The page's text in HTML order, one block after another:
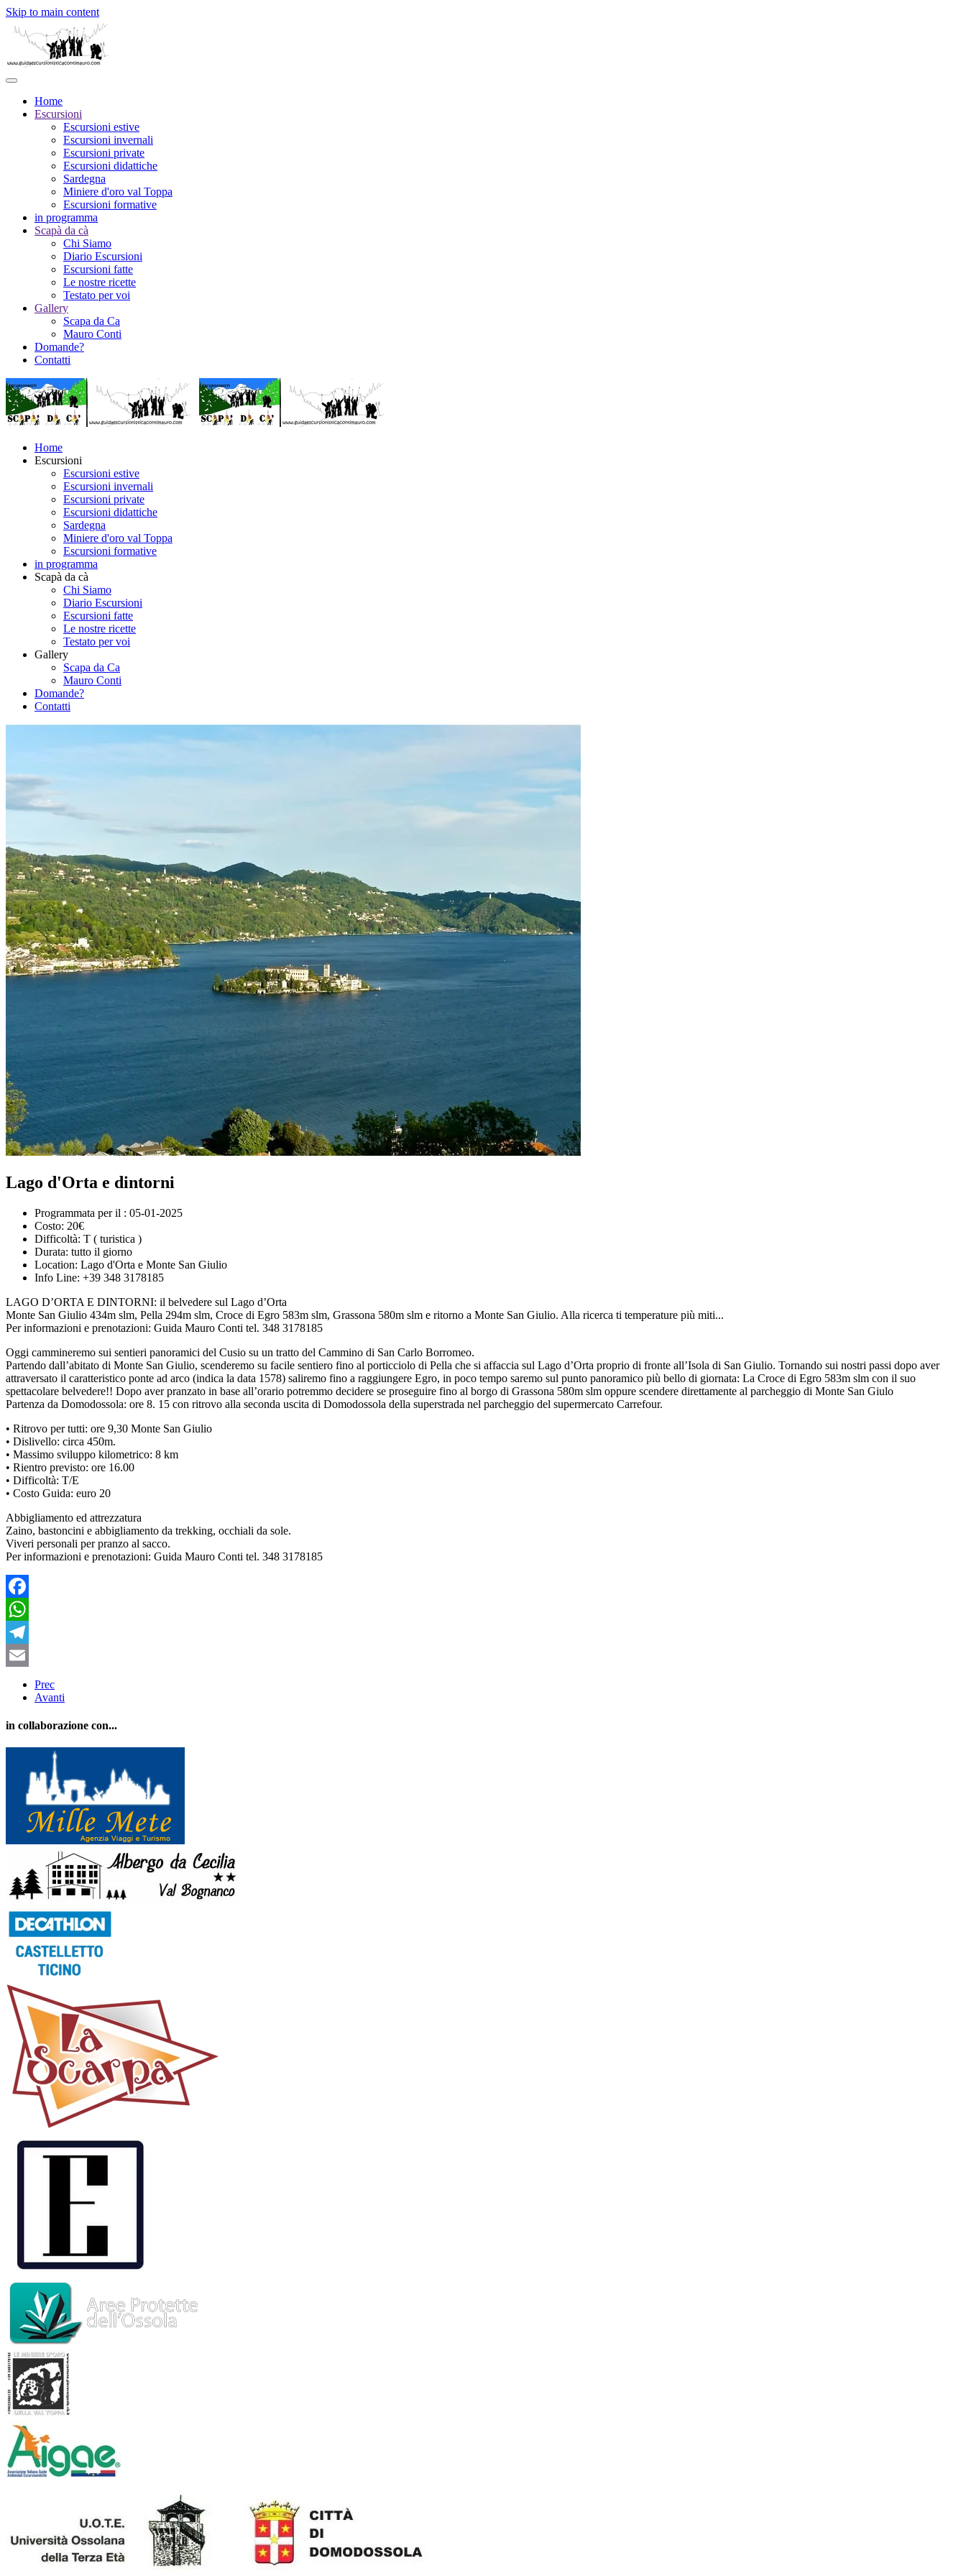
Skip to main content
Home
Escursioni
Escursioni estive
Escursioni invernali
Escursioni private
Escursioni didattiche
Sardegna
Miniere d'oro val Toppa
Escursioni formative
in programma
Scapà da cà
Chi Siamo
Diario Escursioni
Escursioni fatte
Le nostre ricette
Testato per voi
Gallery
Scapa da Ca
Mauro Conti
Domande?
Contatti
Home
Escursioni
Escursioni estive
Escursioni invernali
Escursioni private
Escursioni didattiche
Sardegna
Miniere d'oro val Toppa
Escursioni formative
in programma
Scapà da cà
Chi Siamo
Diario Escursioni
Escursioni fatte
Le nostre ricette
Testato per voi
Gallery
Scapa da Ca
Mauro Conti
Domande?
Contatti
Lago d'Orta e dintorni
Programmata per il : 05-01-2025
Costo: 20€
Difficoltà: T ( turistica )
Durata: tutto il giorno
Location: Lago d'Orta e Monte San Giulio
Info Line: +39 348 3178185
LAGO D’ORTA E DINTORNI: il belvedere sul Lago d’Orta
Monte San Giulio 434m slm, Pella 294m slm, Croce di Egro 583m slm, Grassona 580m slm e ritorno a Monte San Giulio. Alla ricerca ti temperature più miti...
Per informazioni e prenotazioni: Guida Mauro Conti tel. 348 3178185
Oggi cammineremo sui sentieri panoramici del Cusio su un tratto del Cammino di San Carlo Borromeo.
Partendo dall’abitato di Monte San Giulio, scenderemo su facile sentiero fino al porticciolo di Pella che si affaccia sul Lago d’Orta proprio di fronte all’Isola di San Giulio. Tornando sui nostri passi dopo aver
attraversato il caratteristico ponte ad arco (indica la data 1578) saliremo fino a raggiungere Egro, in poco tempo saremo sul punto panoramico più bello di giornata: La Croce di Egro 583m slm con il suo
spettacolare belvedere!! Dopo aver pranzato in base all’orario potremmo decidere se proseguire fino al borgo di Grassona 580m slm oppure scendere direttamente al parcheggio di Monte San Giulo
Partenza da Domodossola: ore 8. 15 con ritrovo alla seconda uscita di Domodossola della superstrada nel parcheggio del supermercato Carrefour.
• Ritrovo per tutti: ore 9,30 Monte San Giulio
• Dislivello: circa 450m.
• Massimo sviluppo kilometrico: 8 km
• Rientro previsto: ore 16.00
• Difficoltà: T/E
• Costo Guida: euro 20
Abbigliamento ed attrezzatura
Zaino, bastoncini e abbigliamento da trekking, occhiali da sole.
Viveri personali per pranzo al sacco.
Per informazioni e prenotazioni: Guida Mauro Conti tel. 348 3178185
Facebook
WhatsApp
Telegram
Prec
Avanti
in collaborazione con...